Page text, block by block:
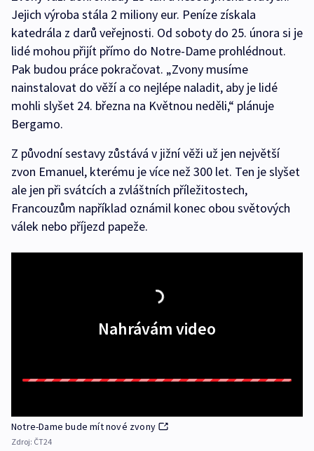
Jejich výroba stála 2 miliony eur. Peníze získala
katedrála z darů veřejnosti. Od soboty do 25. února si je
lidé mohou přijít přímo do Notre-Dame prohlédnout.
Pak budou práce pokračovat. „Zvony musíme
nainstalovat do věží a co nejlépe naladit, aby je lidé
mohli slyšet 24. března na Květnou neděli,“ plánuje
Bergamo.
Z původní sestavy zůstává v jižní věži už jen největší
zvon Emanuel, kterému je více než 300 let. Ten je slyšet
ale jen při svátcích a zvláštních příležitostech,
Francouzům například oznámil konec obou světových
válek nebo příjezd papeže.
Nahrávám video
Notre-Dame bude mít nové zvony
Zdroj: ČT24